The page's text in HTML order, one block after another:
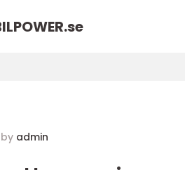
se
by admin